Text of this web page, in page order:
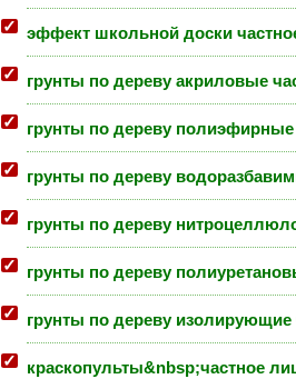
эффект школьной доски
грунты по дереву акриловые
грунты по дереву полиэфирные
грунты по дереву
грунты по дереву
грунты по дереву
грунты по дереву изолирующие
краскопульты&nbsp;частное